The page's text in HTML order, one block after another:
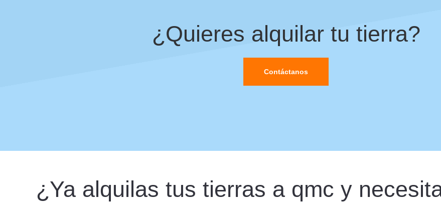
¿Quieres alquilar tu tierra?
Contáctanos
¿Ya alquilas tus tierras a qmc y